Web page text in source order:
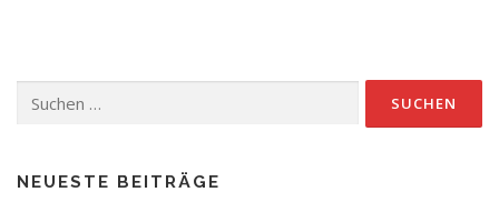
a
NEUESTE BEITRÄGE